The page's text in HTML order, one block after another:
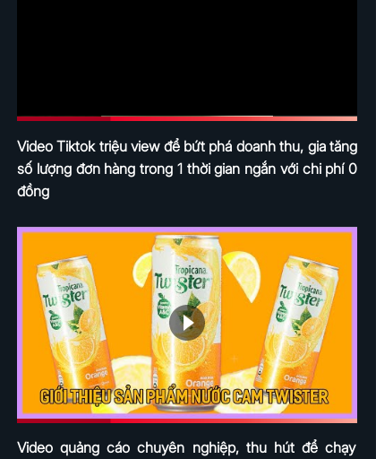
Video quảng cáo chuyên nghiệp, thu hút để chạy
Video Tiktok triệu view để bứt phá doanh thu, gia tăng
số lượng đơn hàng trong 1 thời gian ngắn với chi phí 0
đồng